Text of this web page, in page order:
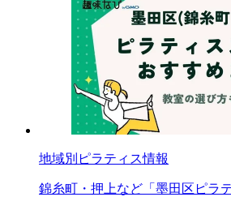
地域別ピラティス情報
錦糸町・押上など「墨田区ピラ